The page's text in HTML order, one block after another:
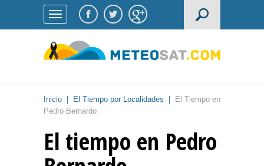
Inicio El Tiempo por Localidades
El Tiempo en
Pedro Bernardo
El tiempo en Pedro